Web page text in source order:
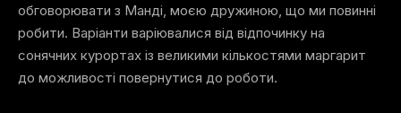
обговорювати з Манді, моєю дружиною, що ми повинні
робити. Варіанти варіювалися від відпочинку на
сонячних курортах із великими кількостями маргарит
до можливості повернутися до роботи.